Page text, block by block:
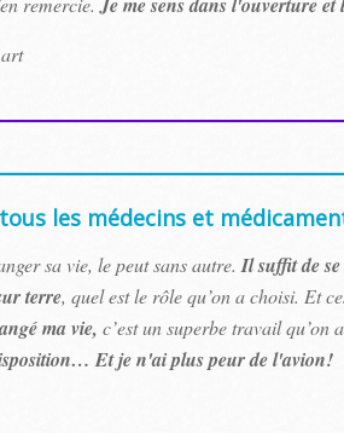
les médecins et
sa vie, le peut sans autre. Il suffit de
terre, quel est le rôle qu’on a choisi. Et
ma vie, c’est un superbe travail qu’on
Et je n'ai plus peur de l'avion!